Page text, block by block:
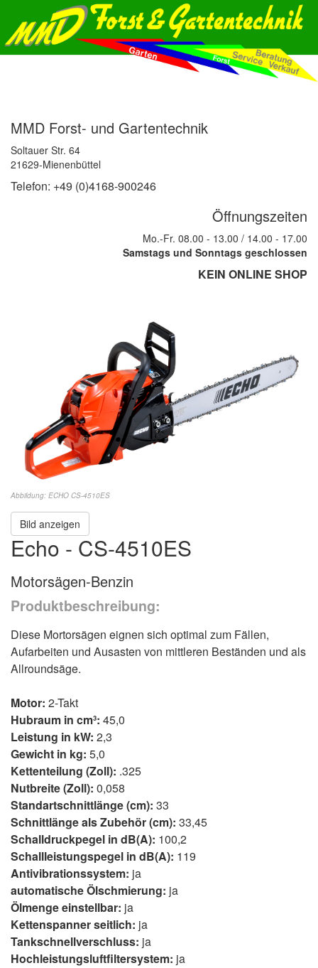
MMD Forst- und Gartentechnik
Soltauer Str. 64
21629-Mienenbüttel
Telefon: +49 (0)4168-900246
Öffnungszeiten
Mo.-Fr. 08.00 - 13.00 / 14.00 - 17.00
Samstags und Sonntags geschlossen
KEIN ONLINE SHOP
Abbildung: ECHO CS-4510ES
Bild anzeigen
Echo - CS-4510ES
Motorsägen-Benzin
Produktbeschreibung:
Diese Mortorsägen eignen sich optimal zum Fällen,
Aufarbeiten und Ausasten von mittleren Beständen und als
Allroundsäge.
Motor: 2-Takt
Hubraum in cm³: 45,0
Leistung in kW: 2,3
Gewicht in kg: 5,0
Kettenteilung (Zoll): .325
Nutbreite (Zoll): 0,058
Standartschnittlänge (cm): 33
Schnittlänge als Zubehör (cm): 33,45
Schalldruckpegel in dB(A): 100,2
Schallleistungspegel in dB(A): 119
Antivibrationssystem: ja
automatische Ölschmierung: ja
Ölmenge einstellbar: ja
Kettenspanner seitlich: ja
Tankschnellverschluss: ja
Hochleistungsluftfiltersystem: ja